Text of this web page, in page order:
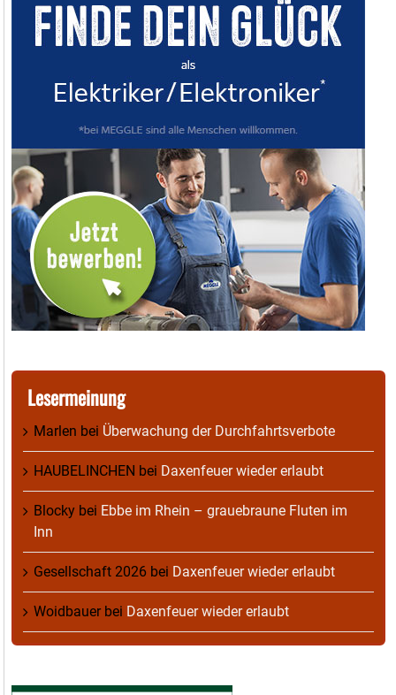
Lesermeinung
Marlen bei Überwachung der Durchfahrtsverbote
HAUBELINCHEN bei Daxenfeuer wieder erlaubt
Blocky bei Ebbe im Rhein – grauebraune Fluten im
Inn
Gesellschaft 2026 bei Daxenfeuer wieder erlaubt
Woidbauerbei Daxenfeuer wieder erlaubt